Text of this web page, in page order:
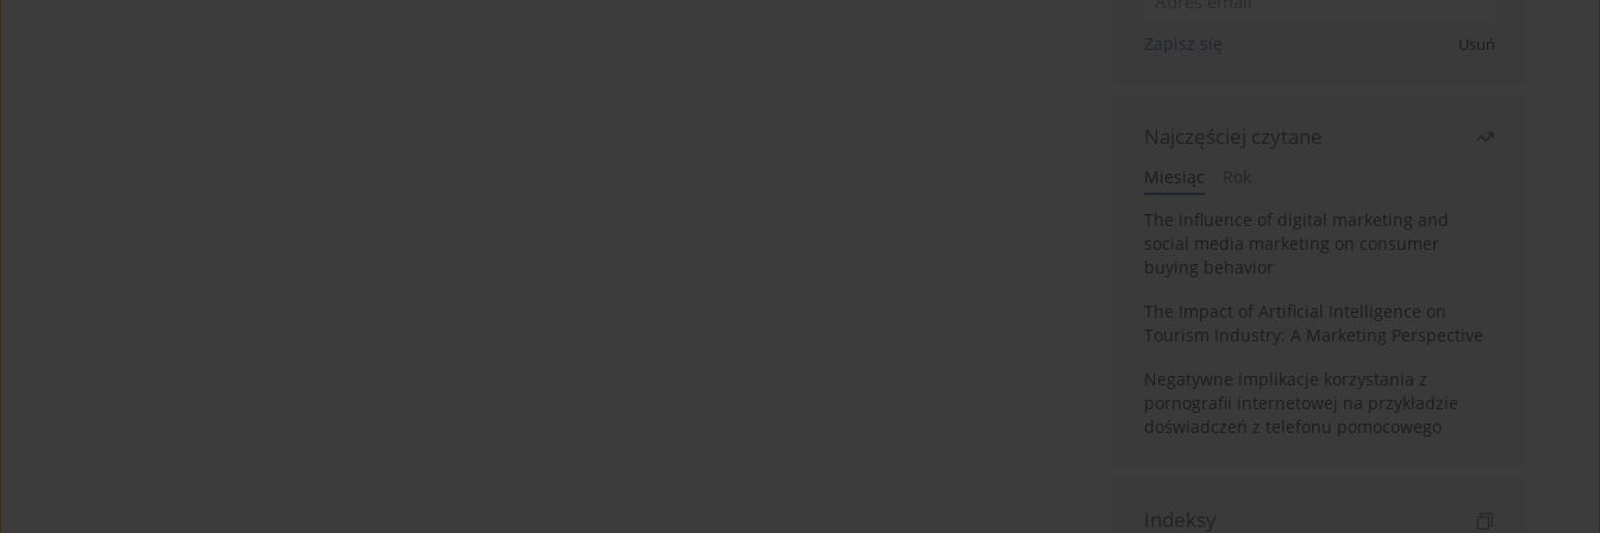
Zapisz się Usuń
Najczęściej czytane
Miesiąc
Rok
The influence of digital marketing and
social media marketing on consumer
buying behavior
The Impact of Artificial Intelligence on
Tourism Industry: A Marketing Perspective
Negatywne implikacje korzystania z
pornografii internetowej na przykładzie
doświadczeń z telefonu pomocowego
Indeksy